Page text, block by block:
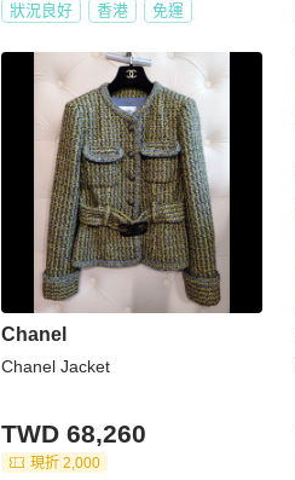
狀況良好 香港 免運
Chanel
Chanel Jacket
TWD 68,260
現折 2,000